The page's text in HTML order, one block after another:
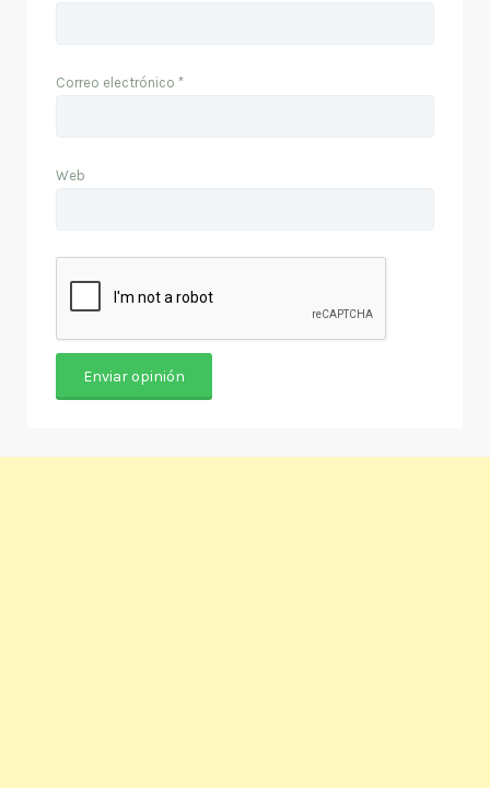
Correo electrónico *
Web